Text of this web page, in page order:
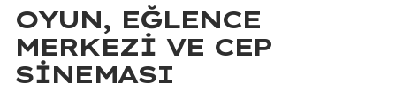
OYUN, EĞLENCE
MERKEZI VE CEP
SINEMASI